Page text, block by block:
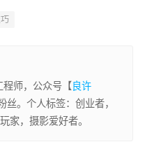
程师，公众号【 良许
。个人标签：创业者，
家，摄影爱好者。